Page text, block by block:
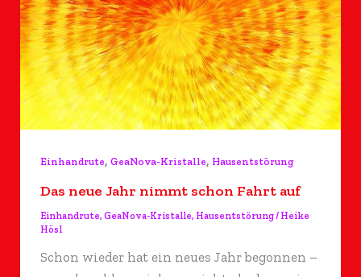
Einhandrute, GeaNova-Kristalle, Hausentstörung
Das neue Jahr nimmt schon Fahrt auf
Einhandrute, GeaNova-Kristalle, Hausentstörung/ Heike
Hösl
Schon wieder hat ein neues Jahr begonnen –